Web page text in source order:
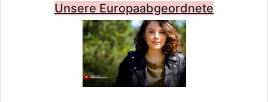
Unsere Europaabgeordnete